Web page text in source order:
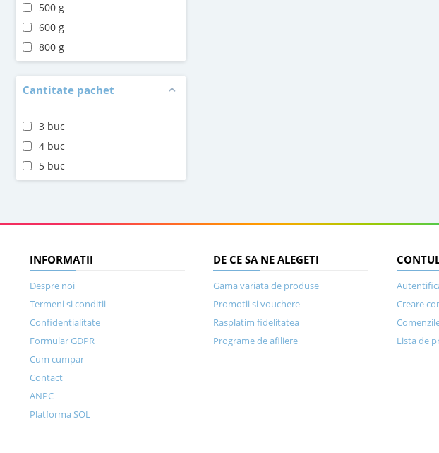
500 g
600 g
800 g
Cantitate pachet
3 buc
4 buc
5 buc
INFORMATII
Despre noi
Termeni si conditii
Confidentialitate
Formular GDPR
Cum cumpar
Contact
ANPC
Platforma SOL
DE CE SA NE ALEGETI
Gama variata de produse
Promotii si vouchere
Rasplatim fidelitatea
Programe de afiliere
Creare
Lista de